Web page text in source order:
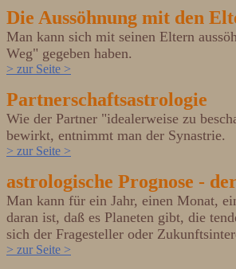
Die Aussöhnung mit den
Man kann sich mit seinen Eltern
Weg" gegeben haben.
> zur Seite >
Partnerschaftsastrologie
Wie der Partner "idealerweise zu
bewirkt, entnimmt man der Synastrie.
> zur Seite >
astrologische Prognose -
Man kann für ein Jahr, einen Monat,
daran ist, daß es Planeten gibt, die
sich der Fragesteller oder
> zur Seite >